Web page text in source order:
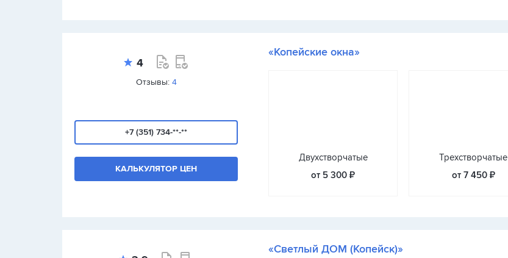
4
Отзывы: 4
+7 (351) 734-**-**
КАЛЬКУЛЯТОР ЦЕН
«Копейские окна»
Двухстворчатые
от 5 300 ₽
Трехстворчатые
от 7 450 ₽
«Светлый ДОМ (Копейск)»